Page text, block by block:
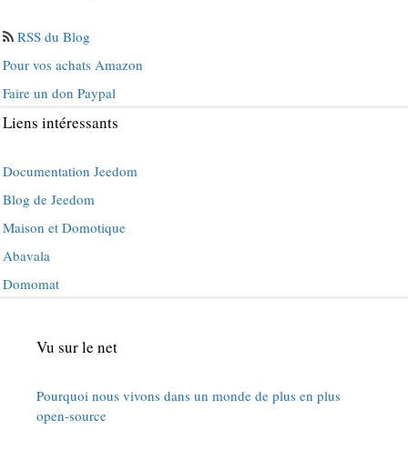
RSS du Blog
Pour vos achats Amazon
Faire un don Paypal
Liens intéressants
Documentation Jeedom
Blog de Jeedom
Maison et Domotique
Abavala
Domomat
Vu sur le net
Pourquoi nous vivons dans un monde de plus en plus
open-source